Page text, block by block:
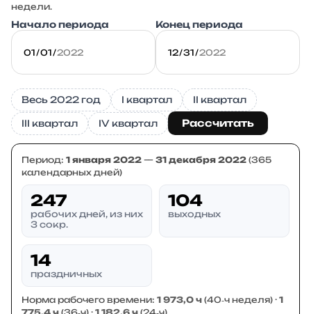
недели.
Начало периода Конец периода
Весь 2022 год I квартал II квартал
III квартал IV квартал Рассчитать
Период: 1 января 2022 — 31 декабря 2022 (365
календарных дней)
247
рабочих дней, из них
3 сокр.
104
выходных
14
праздничных
Норма рабочего времени: 1 973,0 ч (40‑ч неделя) · 1